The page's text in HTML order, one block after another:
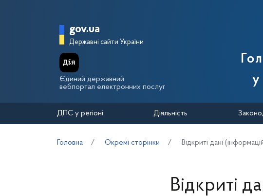
Головна сторінка Державної
gov.ua
Державні сайти України
Єдиний державний
вебпортал електронних послуг
у
ДПС у регіоні Діяльність
Головна Окремі сторінки Відкриті дані
Відкриті